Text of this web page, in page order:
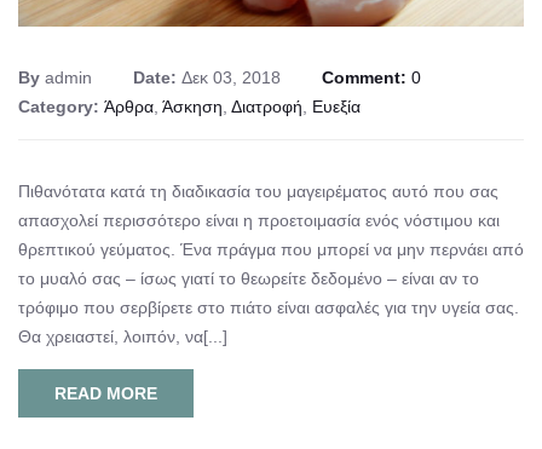
By admin Date: Δεκ 03, 2018 Comment: 0
Category: Άρθρα, Άσκηση, Διατροφή, Ευεξία
Πιθανότατα κατά τη διαδικασία του μαγειρέματος αυτό που σας
απασχολεί περισσότερο είναι η προετοιμασία ενός νόστιμου και
θρεπτικού γεύματος. Ένα πράγμα που μπορεί να μην περνάει από
το μυαλό σας – ίσως γιατί το θεωρείτε δεδομένο – είναι αν το
τρόφιμο που σερβίρετε στο πιάτο είναι ασφαλές για την υγεία σας.
Θα χρειαστεί, λοιπόν, να[...]
READ MORE